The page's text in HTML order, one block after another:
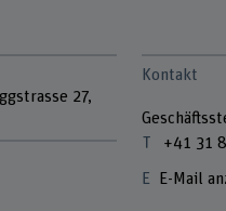
27,
Kontakt
+41 31
E-Mail